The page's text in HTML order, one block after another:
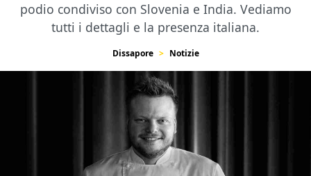
podio condiviso con Slovenia e India. Vediamo
tutti i dettagli e la presenza italiana.
Dissapore Notizie